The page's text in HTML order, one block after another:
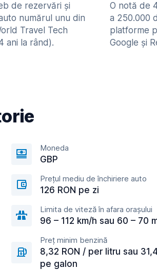
de rezervări și
numărul unu din
Travel Tech
ani la rând).
O notă de
a 250.000
platforme
Google și
Moneda
GBP
Prețul mediu de închiriere auto
126 RON pe zi
Limita de viteză în afara orașului
96 – 112 km/h sau 60 – 70
Preț minim benzină
8,32 RON / per litru sau
pe galon